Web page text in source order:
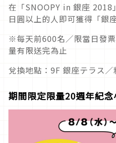
在「SNOOPY in 銀座 2018
日圓以上的人即可獲得「銀
※每天前600名／限當日發
量有限送完為止
兌換地點：9F 銀座テラス
期間限定限量20週年紀